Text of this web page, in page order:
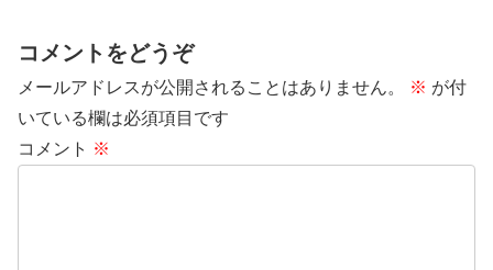
コメントをどうぞ
メールアドレスが公開されることはありません。 ※ が付
いている欄は必須項目です
コメント ※